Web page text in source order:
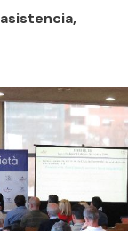
asistencia,